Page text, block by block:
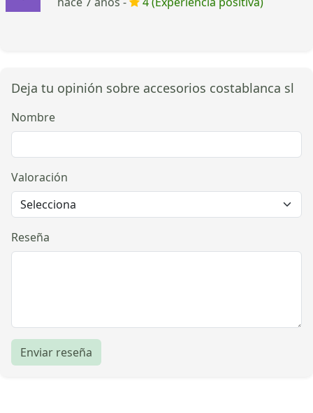
Deja tu opinión sobre accesorios costablanca sl
Nombre
Valoración
Reseña
Enviar reseña